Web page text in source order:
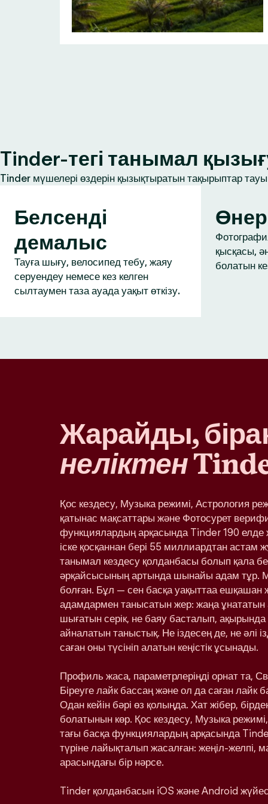
Tinder-тегі танымал
Tinder мүшелері өздерін қызықтыратын тақырыптар
Белсенді
демалыс
Тауға шығу, велосипед тебу, жаяу
серуендеу немесе кез келген
сылтаумен таза ауада уақыт өткізу.
Өнер
қысқасы,
болатын
Жарайды,
неліктен
Қос кездесу, Музыка режимі, Астрология
қатынас мақсаттары және Фотосурет
функциялардың арқасында Tinder 190 елде
іске қосқаннан бері 55 миллиардтан астам
танымал кездесу қолданбасы болып қала
әрқайсысының артында шынайы адам тұр.
болған. Бұл — сен басқа уақыттаа ешқашан
адамдармен танысатын жер: жаңа ұнататын
шығатын серік, не баяу басталып,
айналатын таныстық. Не іздесең де, не әлі
саған оны түсініп алатын кеңістік ұсынады.
Профиль жаса, параметрлеріңді орнат та,
Біреуге лайк бассаң және ол да саған лайк
Одан кейін бәрі өз қолыңда. Хат жібер,
болатынын көр. Қос кездесу, Музыка
тағы басқа функциялардың арқасында
түріне лайықталып жасалған: жеңіл-желпі,
арасындағы бір нәрсе.
Tinder қолданбасын iOS және Android